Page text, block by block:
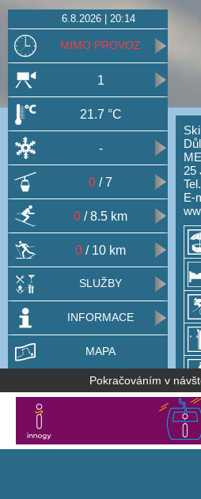
25
E-
6.8.2026 | 20:14
MIMO PROVOZ
1
21.7 °C
-
0 / 7
0 / 8.5 km
0 / 10 km
SLUŽBY
INFORMACE
MAPA
Pokračováním v